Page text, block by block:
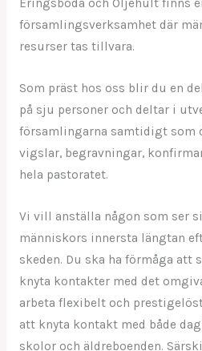
Eringsboda och Öljehult finns
församlingsverksamhet där
resurser tas tillvara.
Som präst hos oss blir du en
på sju personer och deltar i
församlingarna samtidigt som
vigslar, begravningar,
hela pastoratet.
Vi vill anställa någon som ser
människors innersta längtan
skeden. Du ska ha förmåga att
knyta kontakter med det
arbeta flexibelt och
att knyta kontakt med både
skolor och äldreboenden.